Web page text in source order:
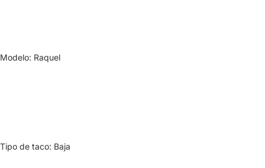
Modelo: Raquel
Tipo de taco: Baja